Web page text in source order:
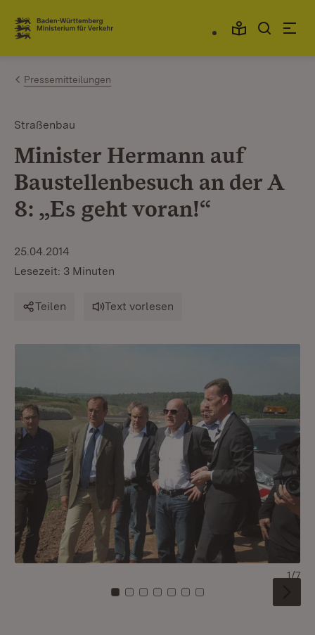
Zum Inhalt springen
Link zur Startseite
Pressemitteilungen
Straßenbau
Minister Hermann auf
Baustellenbesuch an der A
8: „Es geht voran!“
25.04.2014
Lesezeit: 3 Minuten
Teilen Text vorlesen
Zu Kachel: 0
Zu Kachel: 1
Zu Kachel: 2
Zu Kachel: 3
Zu Kachel: 4
Zu Kachel: 5
Zu Kachel: 6
1/7